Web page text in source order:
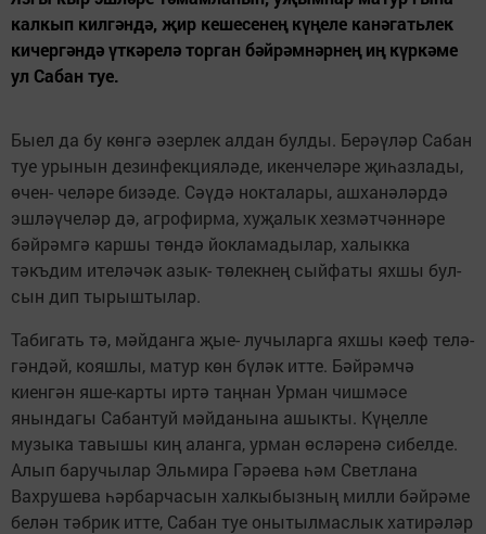
калкып килгәндә, җир кешесенең күңеле канәгатьлек
кичергәндә үткәрелә торган бәйрәмнәрнең иң күркәме
ул Сабан туе.
Быел да бу көнгә әзерлек ал­дан булды. Берәүләр Сабан
туе урынын дезинфекцияләде, икенчеләре җиһазлады,
өчен- челәре бизәде. Сәүдә ноктала­ры, ашханәләрдә
эшләүчеләр дә, агрофирма, хуҗалык хезмәтчәннәре
бәйрәмгә кар­шы төндә йокламадылар, ха­лыкка
тәкъдим ителәчәк азык- төлекнең сыйфаты яхшы бул­
сын дип тырыштылар.
Табигать тә, мәйданга җые- лучыларга яхшы кәеф телә-
гәндәй, кояшлы, матур көн бүләк итте. Бәйрәмчә
киенгән яше-карты иртә таңнан Урман чишмәсе
янындагы Сабантуй мәйданына ашыкты. Күңелле
музыка тавышы киң аланга, ур­ман өсләренә сибелде.
Алып баручылар Эльмира Гәрәева һәм Светлана
Вахрушева һәрбарчасын халкыбызның милли бәйрәме
белән тәбрик итте, Сабан туе онытылмас­лык хатирәләр